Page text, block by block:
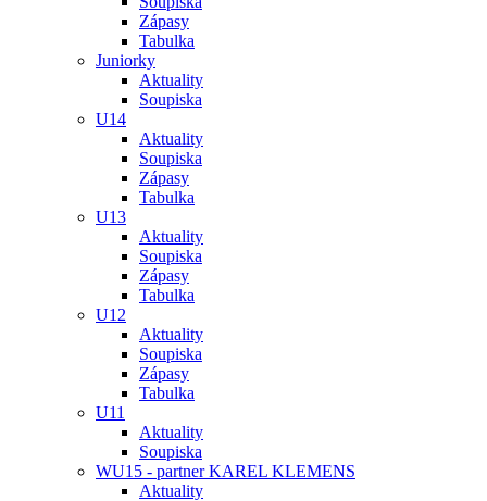
Zápasy
Tabulka
Juniorky
Aktuality
Soupiska
U14
Aktuality
Soupiska
Zápasy
Tabulka
U13
Aktuality
Soupiska
Zápasy
Tabulka
U12
Aktuality
Soupiska
Zápasy
Tabulka
U11
Aktuality
Soupiska
WU15 - partner KAREL KLEMENS
Aktuality